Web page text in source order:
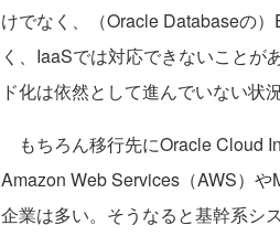
けでなく、（Oracle Databaseの
く、IaaSでは対応できないことが
ド化は依然として進んでいない状況
もちろん移行先にOracle Cloud
Amazon Web Services（AWS）
企業は多い。そうなると基幹系シ